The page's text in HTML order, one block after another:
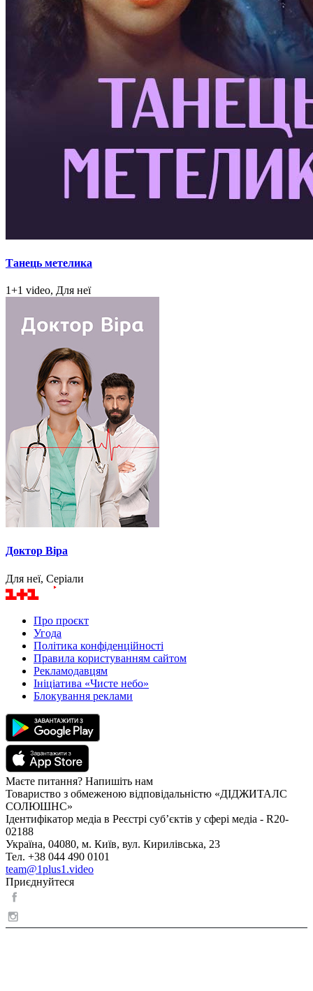
Танець метелика
1+1 video, Для неї
Доктор Віра
Для неї, Серіали
Про проєкт
Угода
Політика конфіденційності
Правила користуванням сайтом
Рекламодавцям
Ініціатива «Чисте небо»
Блокування реклами
Маєте питання? Напишіть нам
Товариство з обмеженою відповідальністю «ДІДЖИТАЛС
СОЛЮШНС»
Ідентифікатор медіа в Реєстрі суб’єктів у сфері медіа - R20-
02188
Україна, 04080, м. Київ, вул. Кирилівська, 23
Тел. +38 044 490 0101
team@1plus1.video
Приєднуйтеся